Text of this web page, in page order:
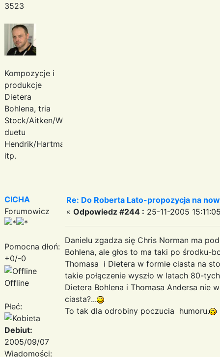
3523
Kompozycje i
produkcje
Dietera
Bohlena, tria
Stock/Aitken/Waterman,
duetu
Hendrik/Hartmann
itp.
CICHA
Forumowicz
Pomocna dłoń:
+0/-0
Offline
Płeć:
Debiut:
2005/09/07
Wiadomości:
Re: Do Roberta Lato-propozycja na
« Odpowiedz #244 : 25-11-2005
Danielu zgadza się Chris Norman ma
Bohlena, ale głos to ma taki po środku-
Thomasa i Dietera w formie ciasta na
takie połączenie wyszło w latach 80-
Dietera Bohlena i Thomasa Andersa
ciasta?...
To tak dla odrobiny poczucia humoru.